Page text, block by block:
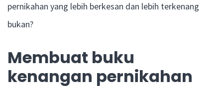
pernikahan yang lebih berkesan dan lebih terkenang
bukan?
Membuat buku
kenangan pernikahan